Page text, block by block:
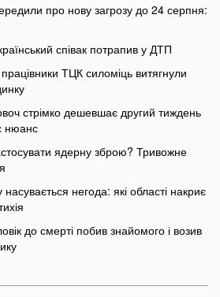
про нову загрозу до 24 серпня:
співак потрапив у ДТП
ТЦК силоміць витягнули
стрімко дешевшає другий тиждень
нюанс
ядерну зброю? Тривожне
насувається негода: які області накриє
до смерті побив знайомого і возив